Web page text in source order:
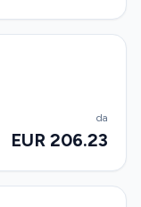
da
EUR 206.23